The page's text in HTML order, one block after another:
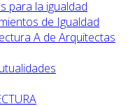
para la igualdad
de Igualdad
A de Arquitectas